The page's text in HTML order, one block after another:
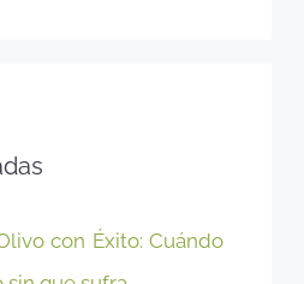
con Éxito: Cuándo